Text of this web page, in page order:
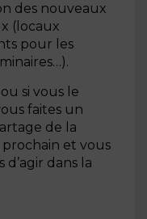
des nouveaux
(locaux
pour les
si vous le
faites un
de la
et vous
d’agir dans la